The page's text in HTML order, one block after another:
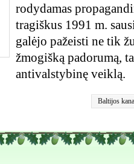
rodydamas
tragiškus 1991 m.
galėjo pažeisti ne tik
žmogišką padorumą,
antivalstybinę veiklą.
Baltijos